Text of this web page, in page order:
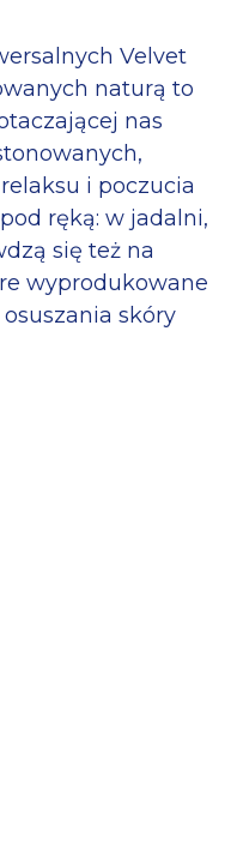
Velvet
naturą to
nas
i poczucia
ręką: w jadalni,
się też na
wyprodukowane
skóry